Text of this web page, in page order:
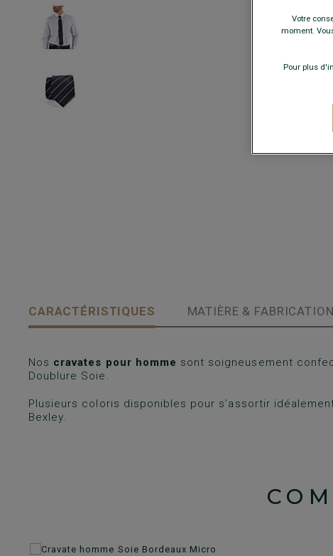
CARACTÉRISTIQUES MATIÈRE & FABRICATION
Nos cravates pour homme sont soigneusement
Doublure Soie.
Plusieurs coloris disponibles pour s’assortir
Bexley.
Votre
moment.
Pour plus